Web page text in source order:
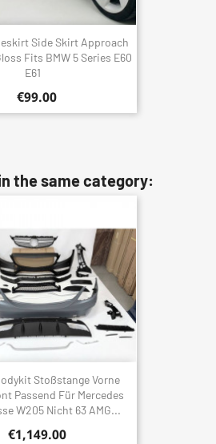
Side Skirt Approach
Fits BMW 5 Series E60
E61
€99.00
the same category:
Stoßstange Vorne
Passend Für Mercedes
W205 Nicht 63 AMG...
€1,149.00